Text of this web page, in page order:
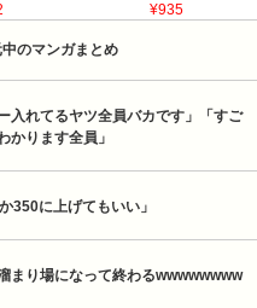
¥935
のマンガまとめ
入れてるヤツ全員バカです」「すご
かります全員」
350に上げてもいい」
まり場になって終わるwwwwwwww